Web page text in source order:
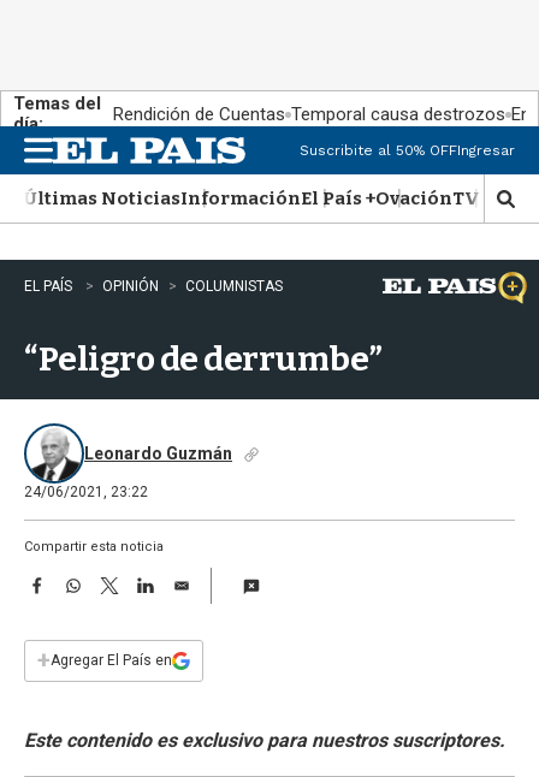
Temas del
día:
Rendición de Cuentas Temporal causa destrozos En
n
u
Suscribite al 50% OFFIngresar
Últimas NoticiasInformaciónEl País +OvaciónTV Show
M
o
s
t
r
�
d
EL PAÍS OPINIÓN COLUMNISTAS
“Peligro de derrumbe”
Leonardo Guzmán
24/06/2021, 23:22
Compartir esta noticia
F
e
b
k
W
s
p
T
w
t
L
n
E
i
l
+Agregar El País en